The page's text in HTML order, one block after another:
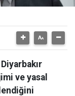
ve yasal